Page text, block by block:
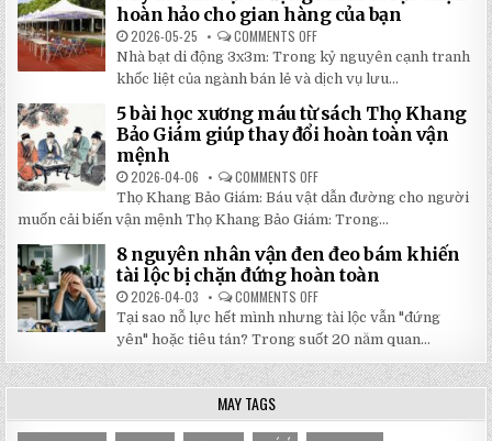
NHẬT
ĐÔNG
TRANG
MỚI
2026:
GIẢM
GIÁ
SỐ
TẬN
GỐC
TẠI
NHẬT
hoàn hảo cho gian hàng của bạn
2026-05-25 COMMENTS OFF
5
LÝ
DO
NHÀ
BẠT
DI
ĐỘNG
3X3M
LỰA
HOÀN
HẢO
CHO
HÀNG
CỦA
BẠN
Nhà bạt di động 3x3m: Trong kỷ nguyên cạnh tranh
khốc liệt của ngành bán lẻ và dịch vụ lưu...
5 bài học xương máu từ sách Thọ Khang
Bảo Giám giúp thay đổi hoàn toàn vận
mệnh
2026-04-06 COMMENTS OFF
5
BÀI
HỌC
XƯƠNG
MÁU
TỪ
SÁCH
THỌ
BẢO
GIÁM
GIÚP
THAY
ĐỔI
HOÀN
TOÀN
Thọ Khang Bảo Giám: Báu vật dẫn đường cho người
muốn cải biến vận mệnh Thọ Khang Bảo Giám: Trong...
8 nguyên nhân vận đen đeo bám khiến
tài lộc bị chặn đứng hoàn toàn
2026-04-03 COMMENTS OFF
8
NGUYÊN
NHÂN
VẬN
ĐEN
ĐEO
BÁM
TÀI
LỘC
Tại sao nỗ lực hết mình nhưng tài lộc vẫn "đứng
yên" hoặc tiêu tán? Trong suốt 20 năm quan...
MAY TAGS